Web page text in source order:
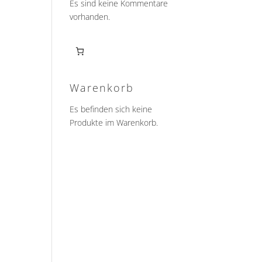
Es sind keine Kommentare
vorhanden.
Warenkorb
Es befinden sich keine
Produkte im Warenkorb.